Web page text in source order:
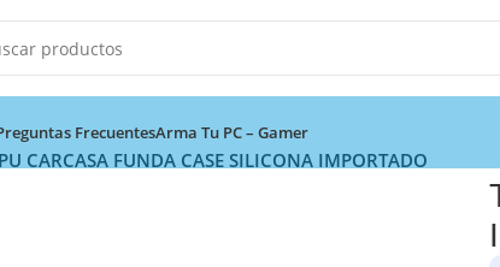
FrecuentesArma Tu PC – Gamer
CARCASA FUNDA CASE SILICONA IMPORTADO